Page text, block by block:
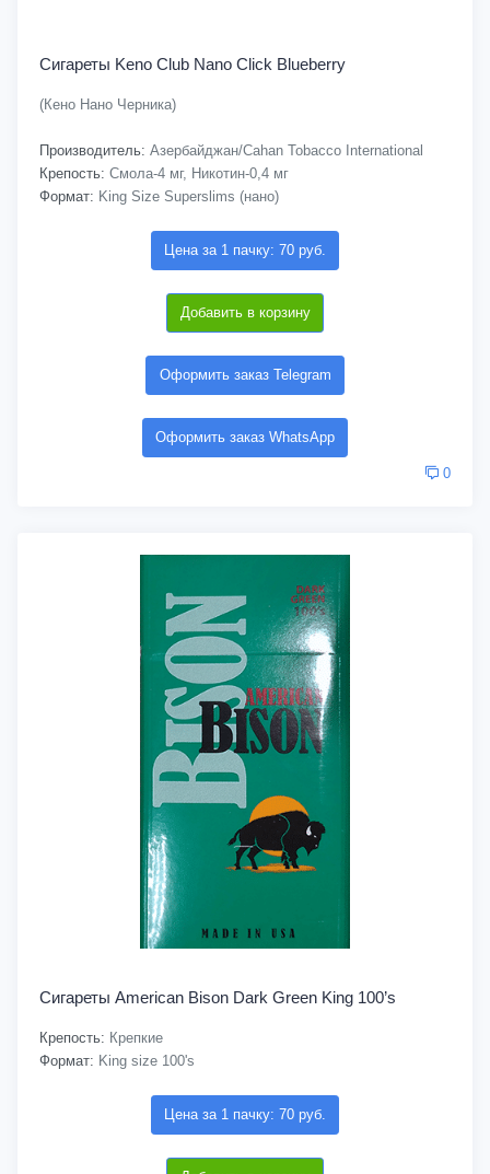
Сигареты Keno Club Nano Click Blueberry
(Кено Нано Черника)
Производитель: Азербайджан/Cahan Tobacco International
Крепость: Смола-4 мг, Никотин-0,4 мг
Формат: King Size Superslims (нано)
Цена за 1 пачку: 70 руб.
Добавить в корзину
Оформить заказ Telegram
Оформить заказ WhatsApp
0
Сигареты American Bison Dark Green King 100’s
Крепость: Крепкие
Формат: King size 100's
Цена за 1 пачку: 70 руб.